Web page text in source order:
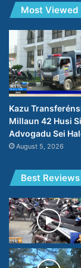
Most Viewed
Kazu
Millaun 42 Husi
Advogadu Sei
August 5, 2026
Best Reviews